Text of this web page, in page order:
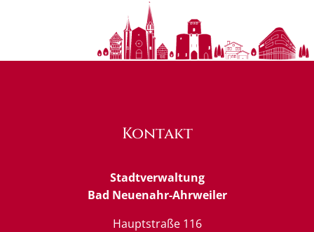
Kontakt
Stadtverwaltung
Bad Neuenahr-Ahrweiler
Hauptstraße 116